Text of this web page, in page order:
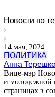
Новости по
14 мая, 2024
ПОЛИТИКА
Анна
Вице-мэр
и молодежной
страницах в